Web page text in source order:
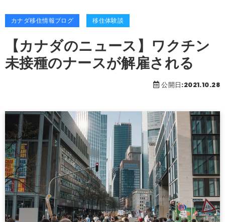
カナダ移住情報ブログ 移住体験談
【カナダのニュース】ワクチン
未接種のナースが解雇される
公開日:2021.10.28